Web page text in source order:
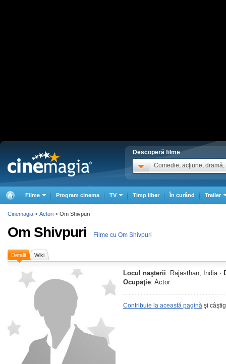
Descoperă filme
Comedie, acţiune, dramă,
Filme Program cinema TV Timp liber În curând Trailer
Om Shivpuri Filme cu Om Shivpuri
Detalii Wiki
Locul naşterii: Rajasthan, India ·
Ocupaţie: Actor
Contribuie la această pagină şi
Cinemagia > Actori > Om Shivpuri